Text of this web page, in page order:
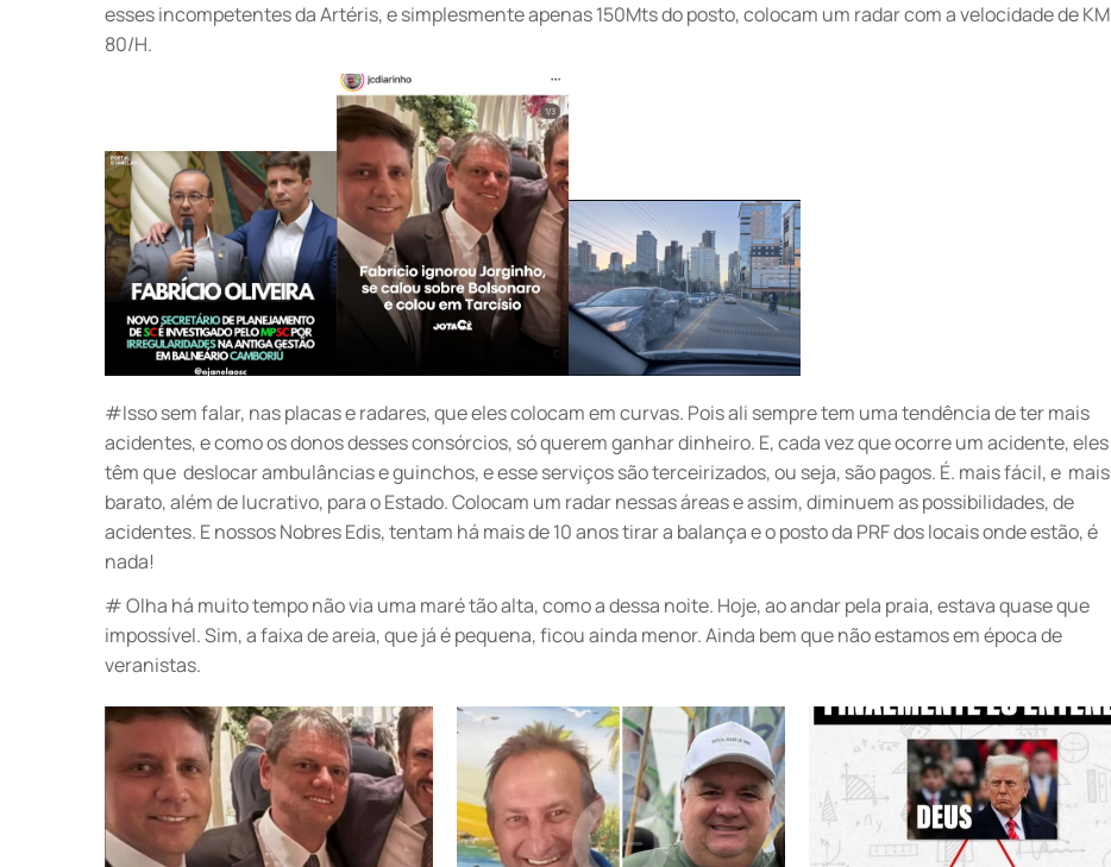
esses incompetentes da Artéris, e simplesmente apenas 150Mts do posto, colocam um radar com a velocidade de KM
80/H.
#Isso sem falar, nas placas e radares, que eles colocam em curvas. Pois ali sempre tem uma tendência de ter mais
acidentes, e como os donos desses consórcios, só querem ganhar dinheiro. E, cada vez que ocorre um acidente, eles
têm que deslocar ambulâncias e guinchos, e esse serviços são terceirizados, ou seja, são pagos. É. mais fácil, e mais
barato, além de lucrativo, para o Estado. Colocam um radar nessas áreas e assim, diminuem as possibilidades, de
acidentes. E nossos Nobres Edis, tentam há mais de 10 anos tirar a balança e o posto da PRF dos locais onde estão, é
nada!
# Olha há muito tempo não via uma maré tão alta, como a dessa noite. Hoje, ao andar pela praia, estava quase que
impossível. Sim, a faixa de areia, que já é pequena, ficou ainda menor. Ainda bem que não estamos em época de
veranistas.